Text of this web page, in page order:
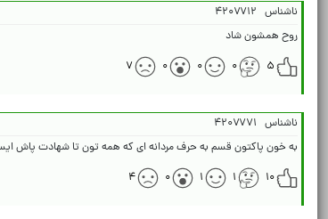
ناشناس ۴۲۰۷۷۱۲
روح همشون شاد
۵
۰ ۰ ۰ ۷
ناشناس ۴۲۰۷۷۷۱
به خون پاکتون قسم به حرف مردانه ای که همه تون تا شهادت پاش
۱۰
۱ ۱ ۰ ۴